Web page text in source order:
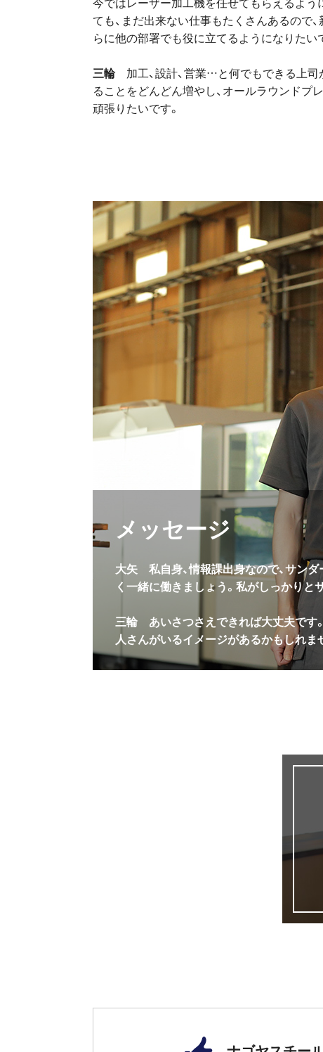
ても、まだ出来ない仕事もたくさんあるので
らに他の部署でも役に立てるようになりたい
三輪
加工、設計、営業…と何でもできる上
ることをどんどん増やし、オールラウンドプ
頑張りたいです。
メッセージ
大矢
私自身、情報課出身なので、サン
く一緒に働きましょう。私がしっかりと
三輪
あいさつさえできれば大丈夫です
人さんがいるイメージがあるかもしれま